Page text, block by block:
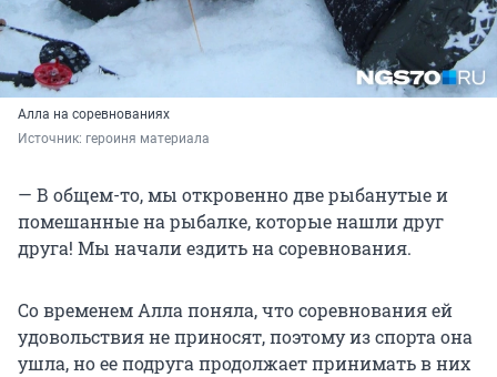
Алла на соревнованиях
Источник: героиня материала
— В общем-то, мы откровенно две рыбанутые и
помешанные на рыбалке, которые нашли друг
друга! Мы начали ездить на соревнования.
Со временем Алла поняла, что соревнования ей
удовольствия не приносят, поэтому из спорта она
ушла, но ее подруга продолжает принимать в них